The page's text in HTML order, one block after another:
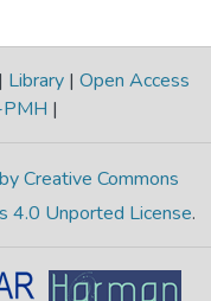
| Library | Open Access
|
Creative Commons
4.0 Unported License.